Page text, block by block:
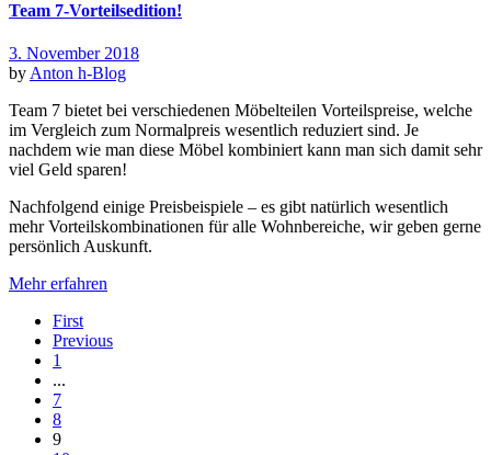
Team 7-Vorteilsedition!
3. November 2018
byAnton h-Blog
Team 7 bietet bei verschiedenen Möbelteilen Vorteilspreise, welche
im Vergleich zum Normalpreis wesentlich reduziert sind. Je
nachdem wie man diese Möbel kombiniert kann man sich damit sehr
viel Geld sparen!
Nachfolgend einige Preisbeispiele – es gibt natürlich wesentlich
mehr Vorteilskombinationen für alle Wohnbereiche, wir geben gerne
persönlich Auskunft.
Mehr erfahren
First
Previous
1
...
7
8
9